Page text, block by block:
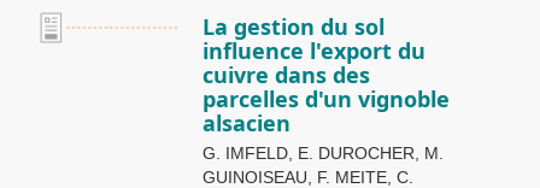
La gestion du sol
influence l'export du
cuivre dans des
parcelles d'un vignoble
alsacien
G. IMFELD, E. DUROCHER, M.
GUINOISEAU, F. MEITE, C.